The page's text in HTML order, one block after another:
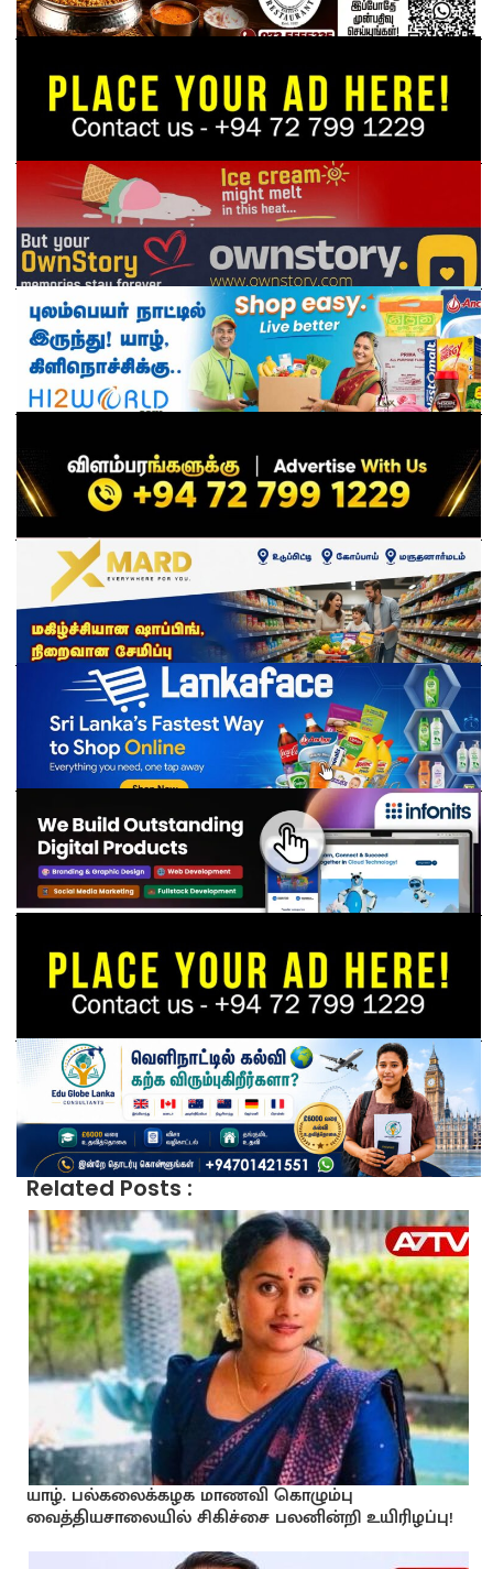
Related Posts :
யாழ். பல்கலைக்கழக மாணவி கொழும்பு
வைத்தியசாலையில் சிகிச்சை பலனின்றி உயிரிழப்பு!